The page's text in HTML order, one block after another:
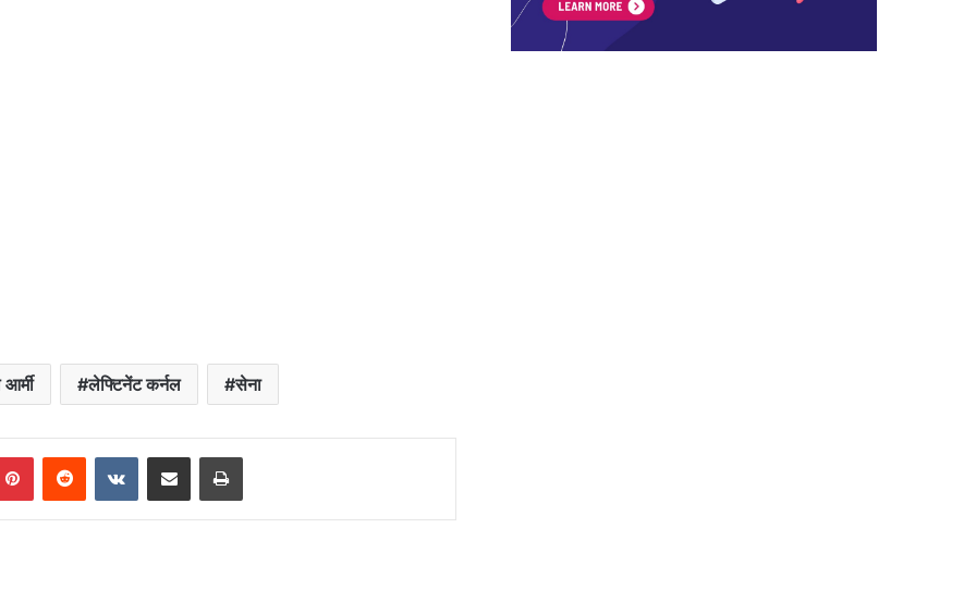
लेफ्टिनेंट कर्नल सेना
PinterestReddit VKontakteShare via Email Print